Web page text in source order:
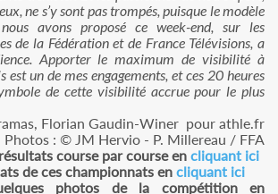
ne s’y sont pas trompés, puisque le modèle
avons proposé ce week-end, sur les
de la Fédération et de France Télévisions, a
Apporter le maximum de visibilité à
est un de mes engagements, et ces 20 heures
de cette visibilité accrue pour le plus
Florian Gaudin-Winer pour athle.fr
Photos : © JM Hervio - P. Millereau / FFA
course par course en cliquant ici
de ces championnats en cliquant ici
photos de la compétition en